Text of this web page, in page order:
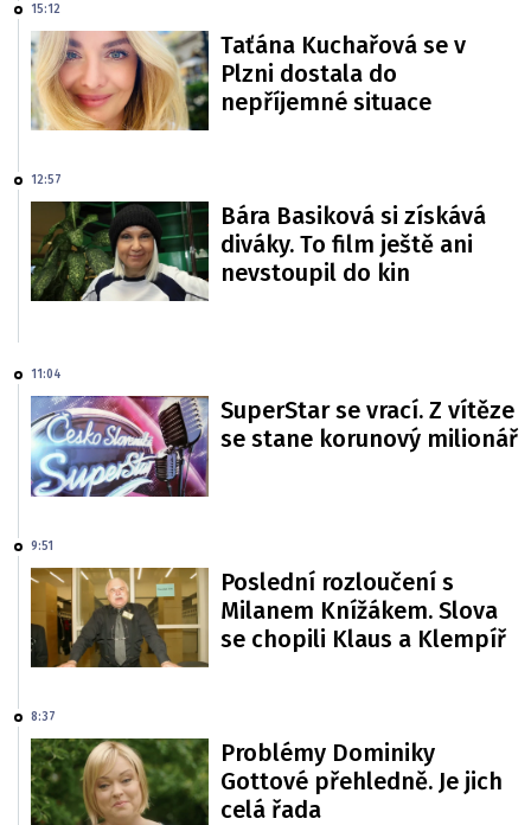
15:12
Taťána Kuchařová se v
Plzni dostala do
nepříjemné situace
12:57
Bára Basiková si získává
diváky. To film ještě ani
nevstoupil do kin
11:04
SuperStar se vrací. Z vítěze
se stane korunový milionář
9:51
Poslední rozloučení s
Milanem Knížákem. Slova
se chopili Klaus a Klempíř
8:37
Problémy Dominiky
Gottové přehledně. Je jich
celá řada